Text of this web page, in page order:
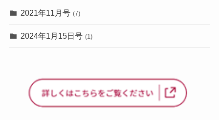
2021年11月号 (7)
2024年1月15日号 (1)